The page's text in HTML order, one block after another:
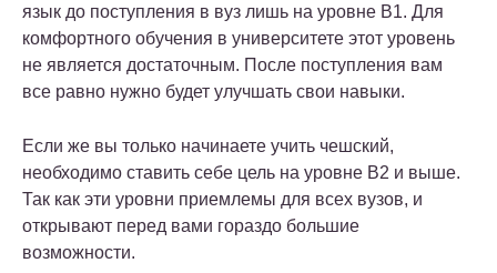
язык до поступления в вуз лишь на уровне В1. Для
комфортного обучения в университете этот уровень
не является достаточным. После поступления вам
все равно нужно будет улучшать свои навыки.
Если же вы только начинаете учить чешский,
необходимо ставить себе цель на уровне B2 и выше.
Так как эти уровни приемлемы для всех вузов, и
открывают перед вами гораздо большие
возможности.